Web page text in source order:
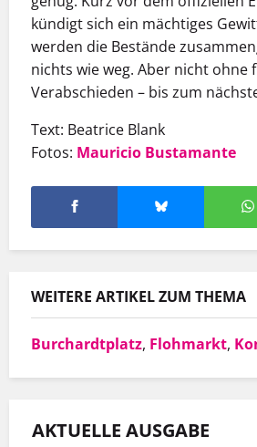
kündigt sich ein mächtiges
werden die Bestände
nichts wie weg. Aber nicht ohne
Verabschieden – bis zum
Text: Beatrice Blank
Fotos: Mauricio Bustamante
WEITERE ARTIKEL ZUM THEMA
Burchardtplatz, Flohmarkt,
AKTUELLE AUSGABE